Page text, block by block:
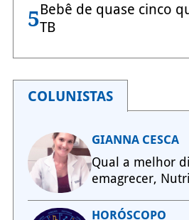
5Bebê de quase cinco
TB
COLUNISTAS
GIANNA CESCA
Qual a melhor
emagrecer,
HORÓSCOPO